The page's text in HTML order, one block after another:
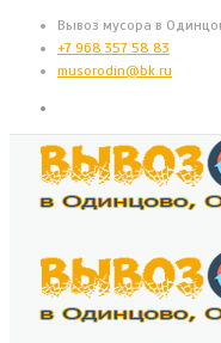
Вывоз мусора в
+7 968 357 58 83
musorodin@bk.ru